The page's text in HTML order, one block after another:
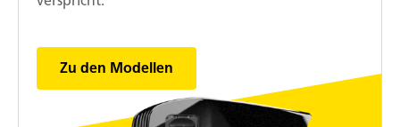
Zu den Modellen